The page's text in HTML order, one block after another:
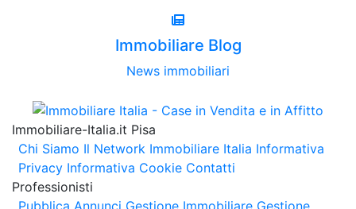
Immobiliare Blog
News immobiliari
Immobiliare-Italia.it Pisa
Chi Siamo Il Network Immobiliare Italia Informativa
Privacy Informativa Cookie Contatti
Professionisti
Pubblica Annunci Gestione Immobiliare Gestione